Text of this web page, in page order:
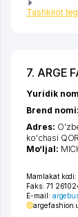
Tashkilot
7. ARGE
Mamlakat kodi:
Faks: 71
E-mail:
Yuridik
Brend
Adres:
ko'chasi
Mo‘ljal: